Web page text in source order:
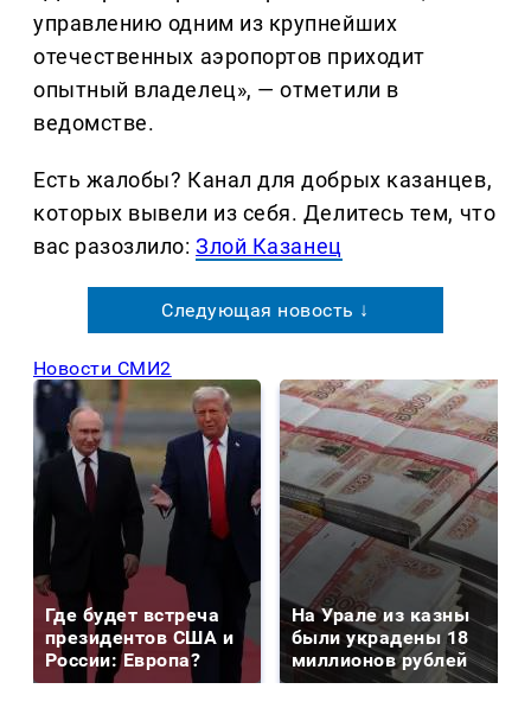
управлению одним из крупнейших
отечественных аэропортов приходит
опытный владелец», — отметили в
ведомстве.
Есть жалобы? Канал для добрых казанцев,
которых вывели из себя. Делитеcь тем, что
вас разозлило:Злой Казанец
Следующая новость ↓
Новости СМИ2
Где будет встреча
президентов США и
России: Европа?
На Урале из казны
были украдены 18
миллионов рублей